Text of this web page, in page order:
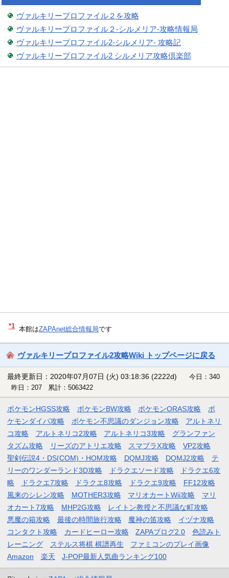
ヴァルキリープロファイル２を攻略
ヴァルキリープロファイル２-シルメリア-攻略情報局
ヴァルキリープロファイル2-シルメリア- 攻略記
ヴァルキリープロファイル2 シルメリア攻略倶楽部
*1 本館はZAPAnet総合情報局です
ヴァルキリープロファイル2攻略Wiki トップページに戻る
最終更新日：2020年07月07日 (火) 03:18:36(2222d)
今日：340
昨日：207 累計：5063422
ポケモンHGSS攻略 ポケモンBW攻略 ポケモンORAS攻略
ポ
ケモンダイパ攻略
ポケモン不思議のダンジョン攻略
アルトネリ
コ攻略
アルトネリコ2攻略 アルトネリコ3攻略
グランファン
タズム攻略
リーズのアトリエ攻略 スマブラX攻略
VP2攻略
聖剣伝説4・DS(COM)・HOM攻略
DQMJ攻略 DQMJ2攻略
テ
リーのワンダーランド3D攻略
ドラクエソード攻略
ドラクエ6攻
略
ドラクエ7攻略 ドラクエ8攻略 ドラクエ9攻略
FF12攻略
風来のシレン攻略
MOTHER3攻略 マリオカートWii攻略
マリ
オカート7攻略
MHP2G攻略
レイトン教授と不思議な町攻略
悪魔の箱攻略
最後の時間旅行攻略 魔神の笛攻略
イヅナ攻略
コンタクト攻略
カードヒーロー攻略 ZAPAブログ2.0
色読みト
レーニング
ステルス将棋 棋譜再生
ファミコンのプレイ画像
Amazon
楽天 J-POP最新人気曲ランキング100